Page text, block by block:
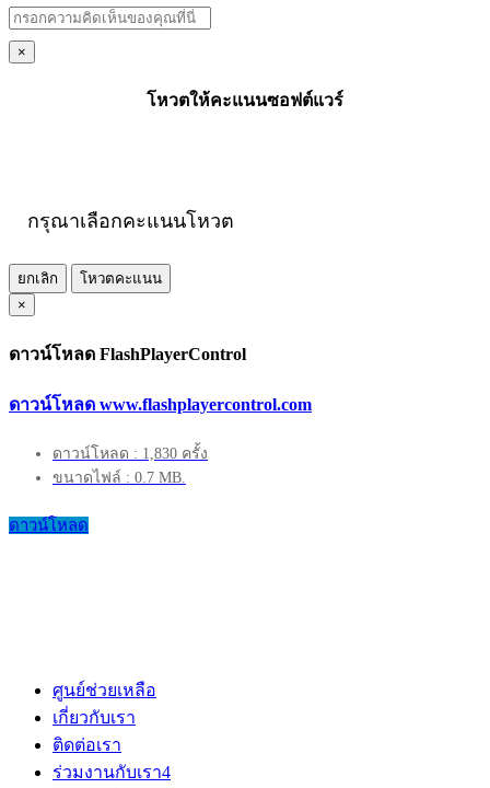
×
โหวตให้คะแนนซอฟต์แวร์
กรุณาเลือกคะแนนโหวต
ยกเลิก
โหวตคะแนน
×
ดาวน์โหลด FlashPlayerControl
ดาวน์โหลด www.flashplayercontrol.com
ดาวน์โหลด : 1,830 ครั้ง
ขนาดไฟล์ : 0.7 MB.
ดาวน์โหลด
ศูนย์ช่วยเหลือ
เกี่ยวกับเรา
ติดต่อเรา
ร่วมงานกับเรา4